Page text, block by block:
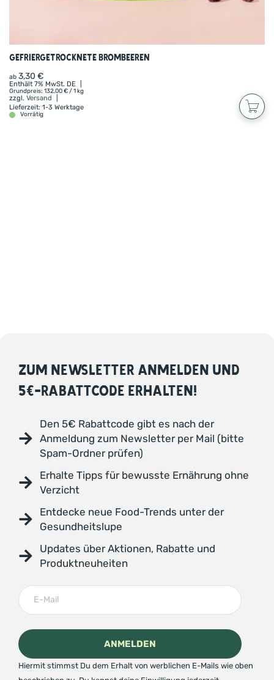
Gefriergetrocknete Brombeeren
ab 3,30 €
Enthält 7% MwSt. DE
Grundpreis: 132,00€/ 1 kg
zzgl. Versand
Lieferzeit: 1-3 Werktage
Vorrätig
ZUM NEWSLETTER ANMELDEN UND
5€-RABATTCODE ERHALTEN!
Den 5€ Rabattcode gibt es nach der
Anmeldung zum Newsletter per Mail (bitte
Spam-Ordner prüfen)
Erhalte Tipps für bewusste Ernährung ohne
Verzicht
Entdecke neue Food-Trends unter der
Gesundheitslupe
Updates über Aktionen, Rabatte und
Produktneuheiten
Hiermit stimmst Du dem Erhalt von werblichen E-Mails wie oben